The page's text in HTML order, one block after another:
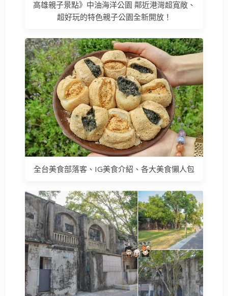
高雄親子景點》中油海洋公園 鄰近港灣超寬敞、
超好玩的特色親子公園全新開放！
全台美食部落客、IG美食介紹、各大美食懶人包